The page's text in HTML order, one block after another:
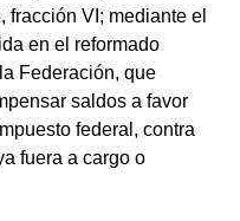
fracción VI; mediante el
en el reformado
Federación, que
saldos a favor
federal, contra
fuera a cargo o